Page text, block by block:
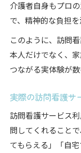
介護者自身もプロ
で、精神的な負担
このように、訪問
本人だけでなく、
つながる実体験が
実際の訪問看護サ
訪問看護サービス
問してくれること
てもらえる」「自